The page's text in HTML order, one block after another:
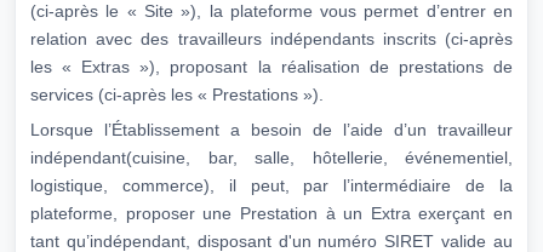
(ci-après le « Site »), la plateforme vous permet d’entrer en
relation avec des travailleurs indépendants inscrits (ci-après
les « Extras »), proposant la réalisation de prestations de
services (ci-après les « Prestations »).
Lorsque l’Établissement a besoin de l’aide d’un travailleur
indépendant(cuisine, bar, salle, hôtellerie, événementiel,
logistique, commerce), il peut, par l’intermédiaire de la
plateforme, proposer une Prestation à un Extra exerçant en
tant qu’indépendant, disposant d'un numéro SIRET valide au